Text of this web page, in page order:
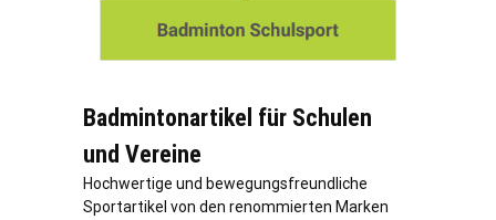
Badmintonartikel für Schulen
und Vereine
Hochwertige und bewegungsfreundliche
Sportartikel von den renommierten Marken